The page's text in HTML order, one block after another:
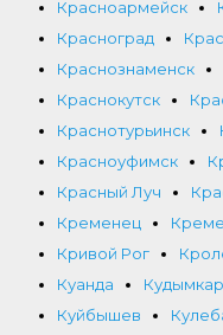
Красноармейск
Красноград
Краснознаменск
Краснокутск
Краснотурьинск
Красноуфимск
Красный Луч
Кременец
Кривой Рог
Куанда
Кудымкар
Куйбышев